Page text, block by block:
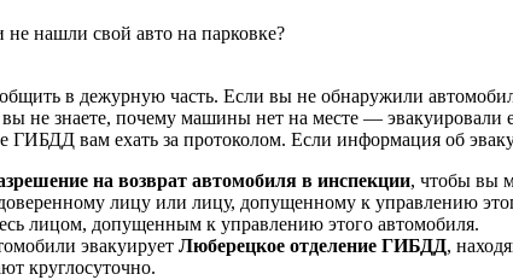
не нашли свой авто на парковке?
в дежурную часть. Если вы не обнаружили
не знаете, почему машины нет на месте — эвакуировали
ГИБДД вам ехать за протоколом. Если информация об
на возврат автомобиля в инспекции, чтобы вы
доверенному лицу или лицу, допущенному к управлению
лицом, допущенным к управлению этого автомобиля.
эвакуируетЛюберецкое отделение ГИБДД,
круглосуточно.